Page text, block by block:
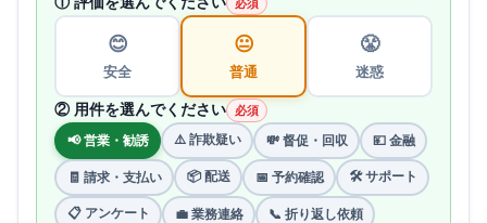
必須
😊
安全
😐
普通
😤
迷惑
② 用件を選んでください 必須
📢 営業・勧誘 ⚠️ 詐欺疑い 💸 督促・回収 💴 金融
🧾 請求・支払い 📦 配送 📅 予約確認 🛠 サポート
📋 アンケート 💼 業務連絡 📞 折り返し依頼